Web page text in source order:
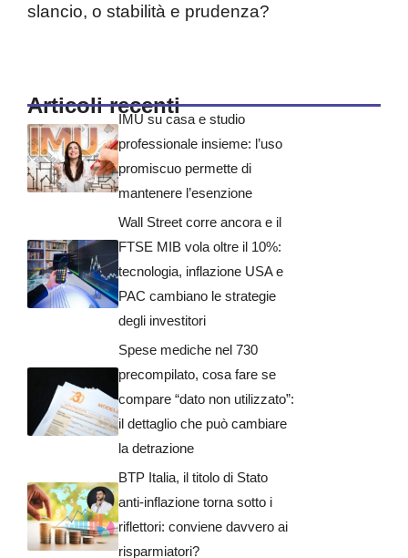
slancio, o stabilità e prudenza?
Articoli recenti
IMU su casa e studio
professionale insieme: l’uso
promiscuo permette di
mantenere l’esenzione
Wall Street corre ancora e il
FTSE MIB vola oltre il 10%:
tecnologia, inflazione USA e
PAC cambiano le strategie
degli investitori
Spese mediche nel 730
precompilato, cosa fare se
compare “dato non utilizzato”:
il dettaglio che può cambiare
la detrazione
BTP Italia, il titolo di Stato
anti-inflazione torna sotto i
riflettori: conviene davvero ai
risparmiatori?